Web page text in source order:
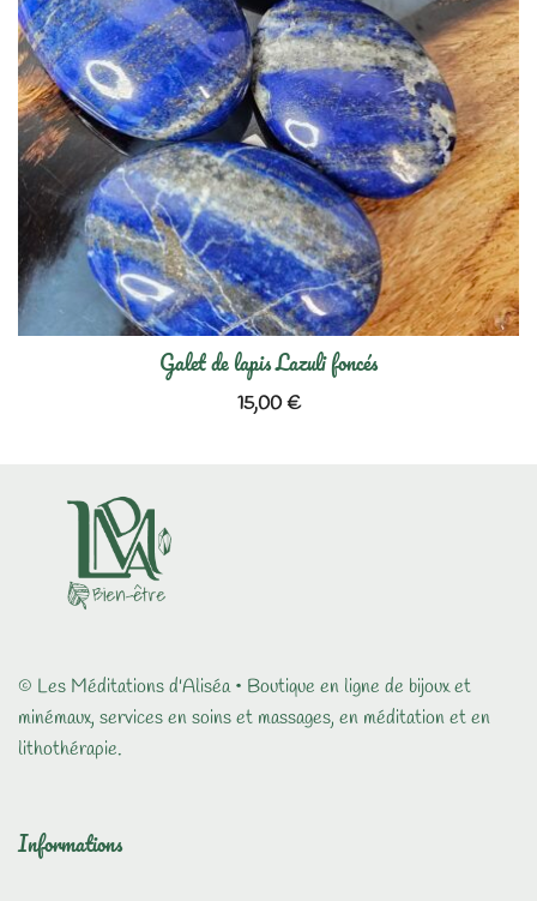
Galet de lapis Lazuli foncés
15,00€
© Les Méditations d'Aliséa • Boutique en ligne de bijoux et
minémaux, services en soins et massages, en méditation et en
lithothérapie.
Informations